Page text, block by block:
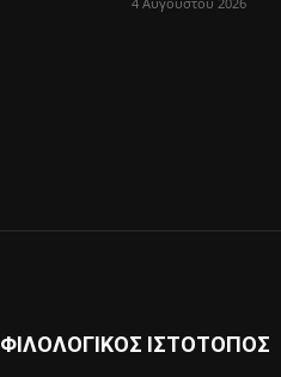
ΦΙΛΟΛΟΓΙΚΟΣ ΙΣΤΟΤΟΠΟΣ